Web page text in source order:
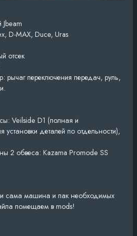
D-MAX, Duce, Uras
отсек
рычаг переключения передач, руль,
Veilside D1 (полная и
установки деталей по отдельности),
2 обвеса: Kazama Promode SS
сама машина и пак необходимых
помещаем в mods!